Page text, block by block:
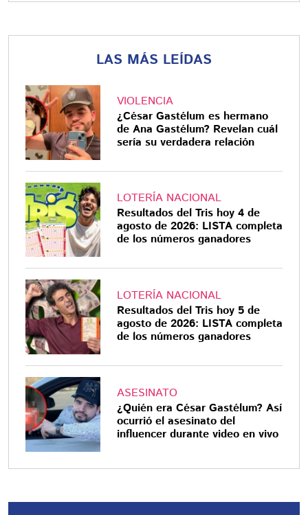
LAS MÁS LEÍDAS
VIOLENCIA
¿César Gastélum es hermano
de Ana Gastélum? Revelan cuál
sería su verdadera relación
LOTERÍA NACIONAL
Resultados del Tris hoy 4 de
agosto de 2026: LISTA completa
de los números ganadores
LOTERÍA NACIONAL
Resultados del Tris hoy 5 de
agosto de 2026: LISTA completa
de los números ganadores
ASESINATO
¿Quién era César Gastélum? Así
ocurrió el asesinato del
influencer durante video en vivo